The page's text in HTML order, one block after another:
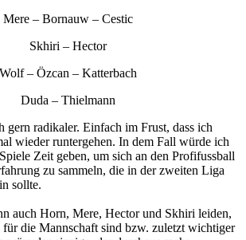
Mere – Bornauw – Cestic
Skhiri – Hector
Wolf – Özcan – Katterbach
Duda – Thielmann
gern radikaler. Einfach im Frust, dass ich
wieder runtergehen. In dem Fall würde ich
Zeit geben, um sich an den Profifussball
zu sammeln, die in der zweiten Liga
sollte.
auch Horn, Mere, Hector und Skhiri leiden,
die Mannschaft sind bzw. zuletzt wichtiger